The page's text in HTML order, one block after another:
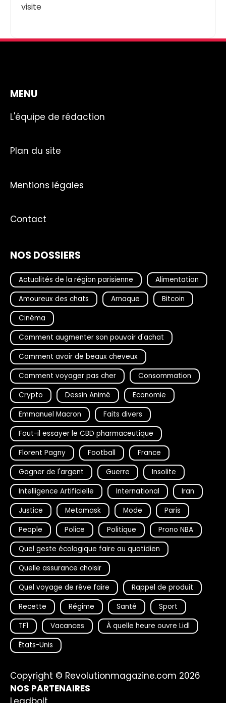
visite
MENU
L'équipe de rédaction
Plan du site
Mentions légales
Contact
NOS DOSSIERS
Actualités de la région parisienne
Alimentation
Amoureux des chats
Arnaque
Bitcoin
Cinéma
Comment augmenter son pouvoir d'achat
Comment avoir de beaux cheveux
Comment voyager pas cher
Consommation
Crypto
Dessin Animé
Economie
Emmanuel Macron
Faits divers
Faut-il essayer le CBD pharmaceutique
Florent Pagny
Football
France
Gagner de l'argent
Guerre
Insolite
Intelligence Artificielle
International
Iran
Justice
Metamask Mode
Paris
People
Police Politique
Prono NBA
Quel geste écologique faire au quotidien
Quelle assurance choisir
Quel voyage de rêve faire
Rappel de produit
Recette
Régime Santé
Sport
TF1
Vacances
À quelle heure ouvre Lidl
États-Unis
Copyright © Revolutionmagazine.com 2026
NOS PARTENAIRES